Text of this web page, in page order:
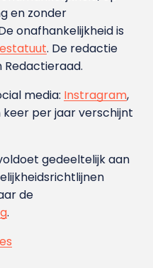
en zonder
onafhankelijkheid is
. De redactie
media: Instragram,
keer per jaar verschijnt
gedeeltelijk aan
de
.